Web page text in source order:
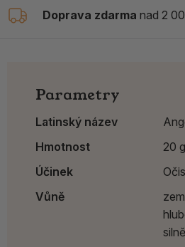
Doprava zdarma nad 2
Parametry
Latinský název
Hmotnost
20 g
Účinek
Vůně